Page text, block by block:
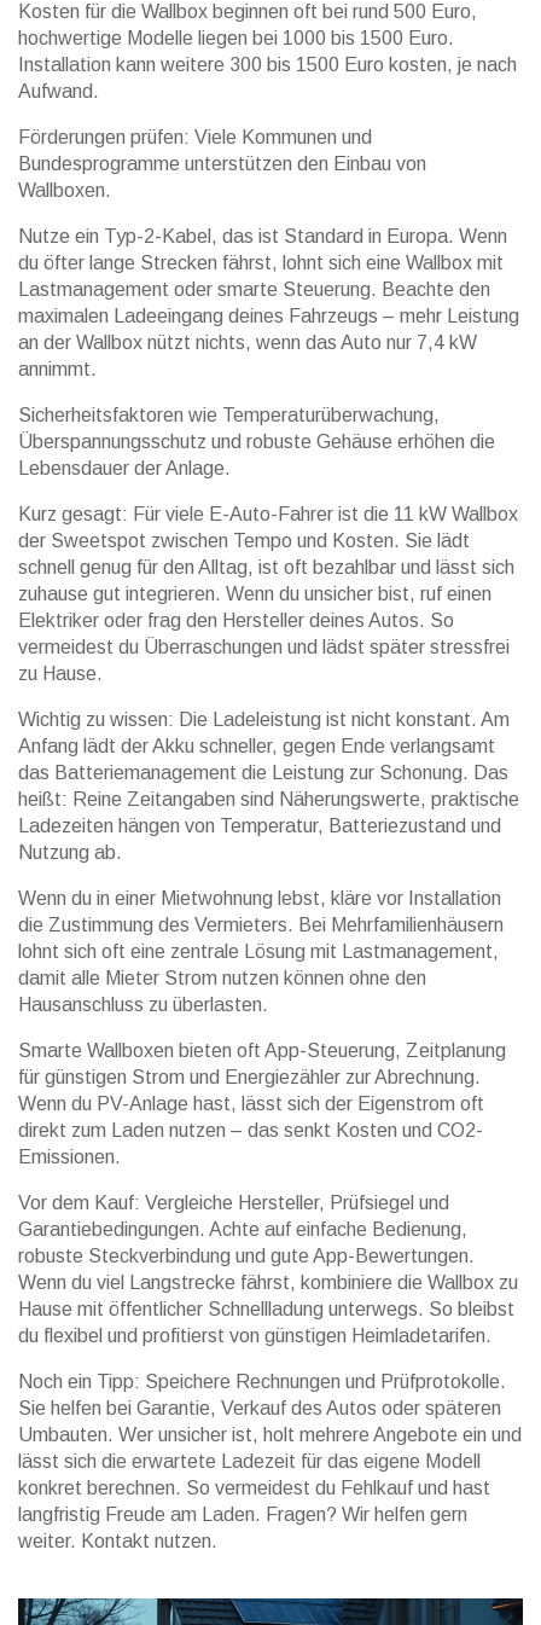
Kosten für die Wallbox beginnen oft bei rund 500 Euro,
hochwertige Modelle liegen bei 1000 bis 1500 Euro.
Installation kann weitere 300 bis 1500 Euro kosten, je nach
Aufwand.
Förderungen prüfen: Viele Kommunen und
Bundesprogramme unterstützen den Einbau von
Wallboxen.
Nutze ein Typ-2-Kabel, das ist Standard in Europa. Wenn
du öfter lange Strecken fährst, lohnt sich eine Wallbox mit
Lastmanagement oder smarte Steuerung. Beachte den
maximalen Ladeeingang deines Fahrzeugs – mehr Leistung
an der Wallbox nützt nichts, wenn das Auto nur 7,4 kW
annimmt.
Sicherheitsfaktoren wie Temperaturüberwachung,
Überspannungsschutz und robuste Gehäuse erhöhen die
Lebensdauer der Anlage.
Kurz gesagt: Für viele E-Auto-Fahrer ist die 11 kW Wallbox
der Sweetspot zwischen Tempo und Kosten. Sie lädt
schnell genug für den Alltag, ist oft bezahlbar und lässt sich
zuhause gut integrieren. Wenn du unsicher bist, ruf einen
Elektriker oder frag den Hersteller deines Autos. So
vermeidest du Überraschungen und lädst später stressfrei
zu Hause.
Wichtig zu wissen: Die Ladeleistung ist nicht konstant. Am
Anfang lädt der Akku schneller, gegen Ende verlangsamt
das Batteriemanagement die Leistung zur Schonung. Das
heißt: Reine Zeitangaben sind Näherungswerte, praktische
Ladezeiten hängen von Temperatur, Batteriezustand und
Nutzung ab.
Wenn du in einer Mietwohnung lebst, kläre vor Installation
die Zustimmung des Vermieters. Bei Mehrfamilienhäusern
lohnt sich oft eine zentrale Lösung mit Lastmanagement,
damit alle Mieter Strom nutzen können ohne den
Hausanschluss zu überlasten.
Smarte Wallboxen bieten oft App-Steuerung, Zeitplanung
für günstigen Strom und Energiezähler zur Abrechnung.
Wenn du PV-Anlage hast, lässt sich der Eigenstrom oft
direkt zum Laden nutzen – das senkt Kosten und CO2-
Emissionen.
Vor dem Kauf: Vergleiche Hersteller, Prüfsiegel und
Garantiebedingungen. Achte auf einfache Bedienung,
robuste Steckverbindung und gute App-Bewertungen.
Wenn du viel Langstrecke fährst, kombiniere die Wallbox zu
Hause mit öffentlicher Schnellladung unterwegs. So bleibst
du flexibel und profitierst von günstigen Heimladetarifen.
Noch ein Tipp: Speichere Rechnungen und Prüfprotokolle.
Sie helfen bei Garantie, Verkauf des Autos oder späteren
Umbauten. Wer unsicher ist, holt mehrere Angebote ein und
lässt sich die erwartete Ladezeit für das eigene Modell
konkret berechnen. So vermeidest du Fehlkauf und hast
langfristig Freude am Laden. Fragen? Wir helfen gern
weiter. Kontakt nutzen.